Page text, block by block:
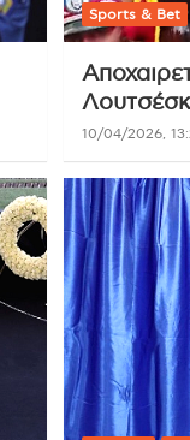
Sports & Bet
10/04/2026,